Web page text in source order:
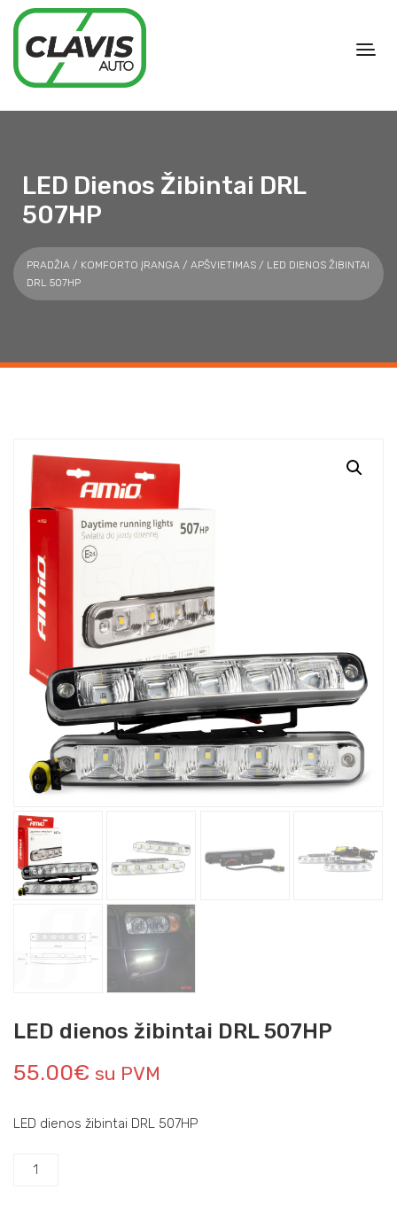
LED Dienos Žibintai DRL
507HP
PRADŽIA / KOMFORTO ĮRANGA / APŠVIETIMAS / LED DIENOS ŽIBINTAI
DRL 507HP
LED dienos žibintai DRL 507HP
55.00€ su PVM
LED dienos žibintai DRL 507HP